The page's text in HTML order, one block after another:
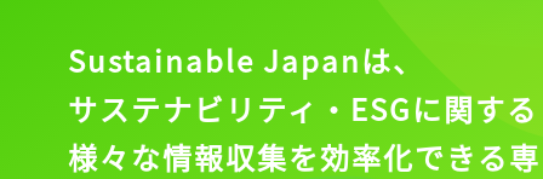
Sustainable Japanは、
サステナビリティ・ESGに関する
様々な情報収集を効率化できる